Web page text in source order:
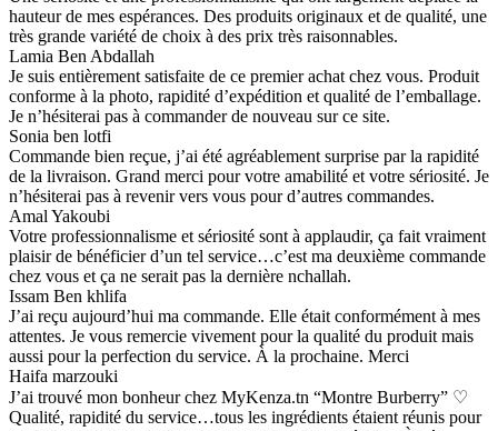
hauteur de mes espérances. Des produits originaux et de qualité, une
très grande variété de choix à des prix très raisonnables.
Lamia Ben Abdallah
Je suis entièrement satisfaite de ce premier achat chez vous. Produit
conforme à la photo, rapidité d’expédition et qualité de l’emballage.
Je n’hésiterai pas à commander de nouveau sur ce site.
Sonia ben lotfi
Commande bien reçue, j’ai été agréablement surprise par la rapidité
de la livraison. Grand merci pour votre amabilité et votre sériosité. Je
n’hésiterai pas à revenir vers vous pour d’autres commandes.
Amal Yakoubi
Votre professionnalisme et sériosité sont à applaudir, ça fait vraiment
plaisir de bénéficier d’un tel service…c’est ma deuxième commande
chez vous et ça ne serait pas la dernière nchallah.
Issam Ben khlifa
J’ai reçu aujourd’hui ma commande. Elle était conformément à mes
attentes. Je vous remercie vivement pour la qualité du produit mais
aussi pour la perfection du service. À la prochaine. Merci
Haifa marzouki
J’ai trouvé mon bonheur chez MyKenza.tn “Montre Burberry” ♡
Qualité, rapidité du service…tous les ingrédients étaient réunis pour